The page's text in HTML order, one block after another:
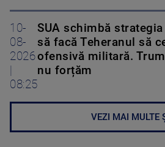
10-
08-
2026
|
08:25
SUA schimbă
să facă Teheranul să
ofensivă militară.
nu forțăm
VEZI MAI MULTE